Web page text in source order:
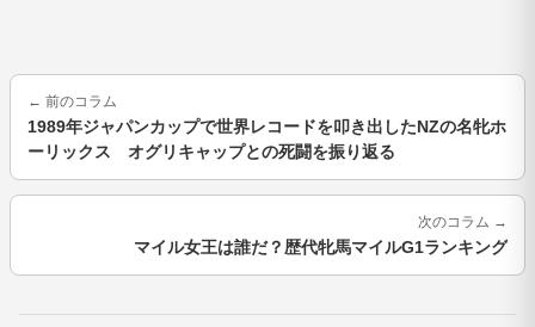
← 前のコラム
1989年ジャパンカップで世界レコードを叩き出したNZの名牝ホ
ーリックス オグリキャップとの死闘を振り返る
次のコラム →
マイル女王は誰だ？歴代牝馬マイルG1ランキング